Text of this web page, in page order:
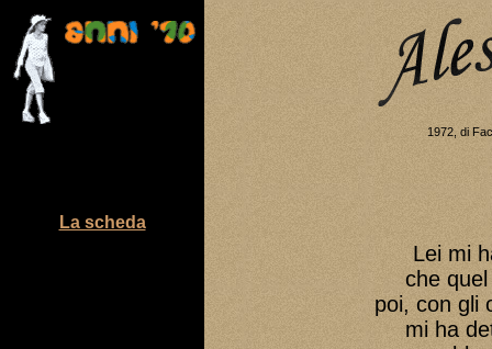
1972, di
La scheda
Lei mi
che
poi, con gli
mi ha